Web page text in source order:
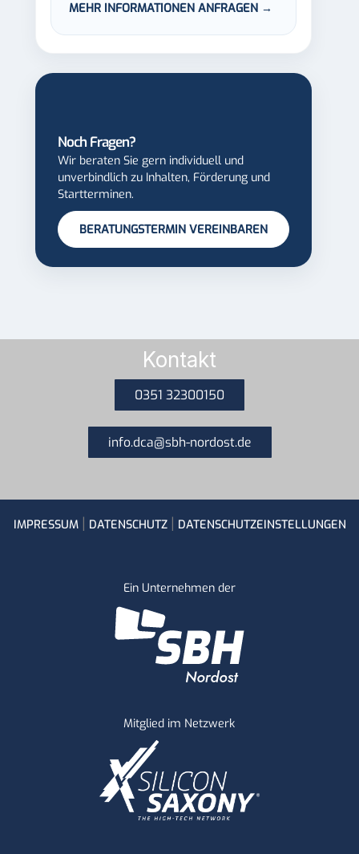
MEHR INFORMATIONEN ANFRAGEN →
Noch Fragen?
Wir beraten Sie gern individuell und
unverbindlich zu Inhalten, Förderung und
Startterminen.
BERATUNGSTERMIN VEREINBAREN
Kontakt
0351 32300150
info.dca@sbh-nordost.de
IMPRESSUM| DATENSCHUTZ| DATENSCHUTZEINSTELLUNGEN
Ein Unternehmen der
Mitglied im Netzwerk